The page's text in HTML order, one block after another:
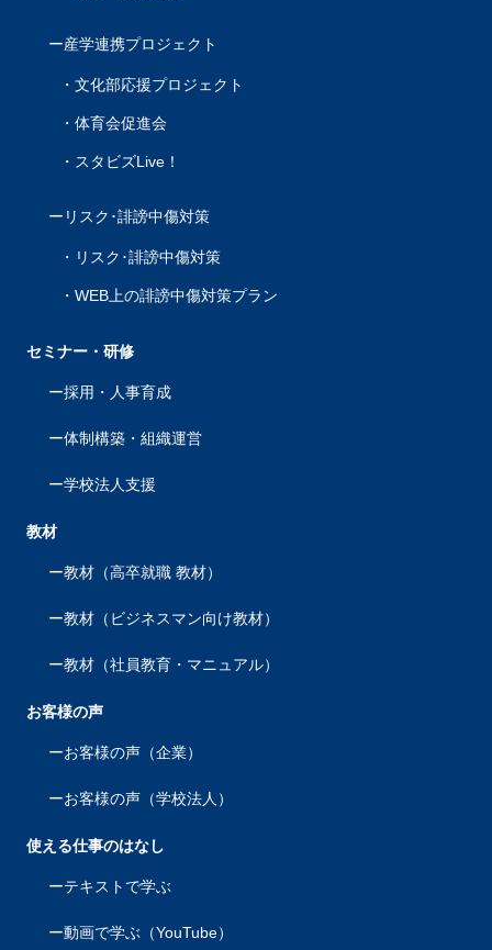
産学連携プロジェクト
文化部応援プロジェクト
体育会促進会
スタビズLive！
リスク･誹謗中傷対策
リスク･誹謗中傷対策
WEB上の誹謗中傷対策プラン
セミナー・研修
採用・人事育成
体制構築・組織運営
学校法人支援
教材
教材（高卒就職 教材）
教材（ビジネスマン向け教材）
教材（社員教育・マニュアル）
お客様の声
お客様の声（企業）
お客様の声（学校法人）
使える仕事のはなし
テキストで学ぶ
動画で学ぶ（YouTube）